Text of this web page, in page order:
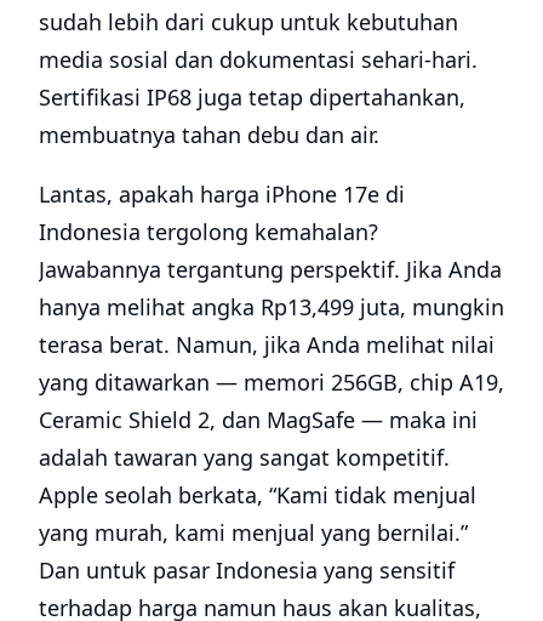
sudah lebih dari cukup untuk kebutuhan
media sosial dan dokumentasi sehari-hari.
Sertifikasi IP68 juga tetap dipertahankan,
membuatnya tahan debu dan air.
Lantas, apakah harga iPhone 17e di
Indonesia tergolong kemahalan?
Jawabannya tergantung perspektif. Jika Anda
hanya melihat angka Rp13,499 juta, mungkin
terasa berat. Namun, jika Anda melihat nilai
yang ditawarkan — memori 256GB, chip A19,
Ceramic Shield 2, dan MagSafe — maka ini
adalah tawaran yang sangat kompetitif.
Apple seolah berkata, “Kami tidak menjual
yang murah, kami menjual yang bernilai.”
Dan untuk pasar Indonesia yang sensitif
terhadap harga namun haus akan kualitas,